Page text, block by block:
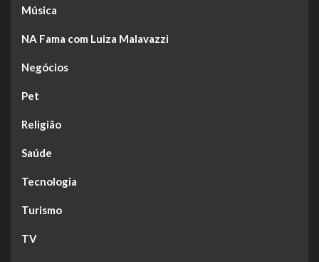
Música
NA Fama com Luiza Malavazzi
Negócios
Pet
Religião
Saúde
Tecnologia
Turismo
TV